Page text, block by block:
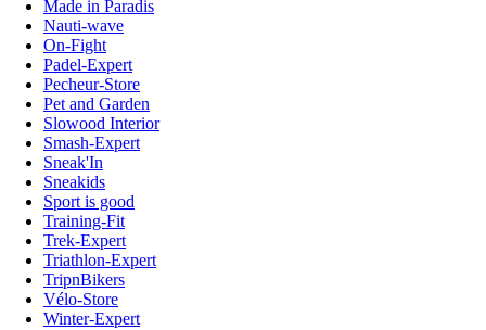
Made in Paradis
Nauti-wave
On-Fight
Padel-Expert
Pecheur-Store
Pet and Garden
Slowood Interior
Smash-Expert
Sneak'In
Sneakids
Sport is good
Training-Fit
Trek-Expert
Triathlon-Expert
TripnBikers
Vélo-Store
Winter-Expert